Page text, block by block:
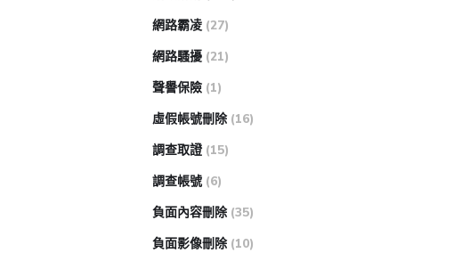
網路霸凌 (27)
網路騷擾 (21)
聲譽保險 (1)
虛假帳號刪除 (16)
調查取證 (15)
調查帳號 (6)
負面內容刪除 (35)
負面影像刪除 (10)